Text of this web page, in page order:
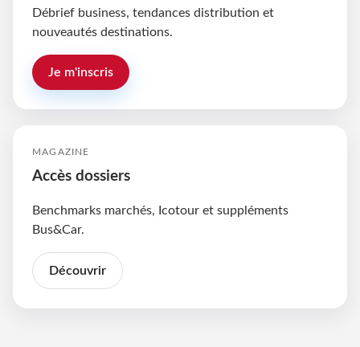
Débrief business, tendances distribution et
nouveautés destinations.
Je m'inscris
MAGAZINE
Accès dossiers
Benchmarks marchés, Icotour et suppléments
Bus&Car.
Découvrir